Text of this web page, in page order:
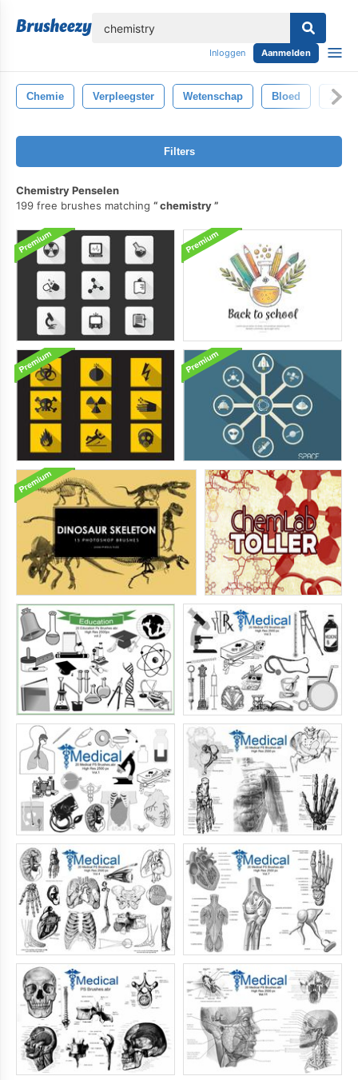
Inloggen Aanmelden
Chemie Verpleegster Wetenschap Bloed Ziekte
Filters
Chemistry Penselen
199 free brushes matching
chemistry